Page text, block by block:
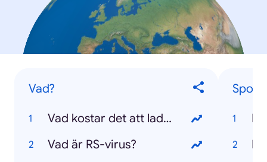
Vad?
Vad kostar det att ladda en elbil?
Vad är RS-virus?
Sport